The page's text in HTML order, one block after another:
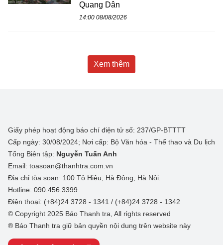
Quang Dân
14:00 08/08/2026
Xem thêm
Giấy phép hoạt động báo chí điện tử số: 237/GP-BTTTT
Cấp ngày: 30/08/2024; Nơi cấp: Bộ Văn hóa - Thể thao và Du lịch
Tổng Biên tập: Nguyễn Tuấn Anh
Email: toasoan@thanhtra.com.vn
Địa chỉ tòa soạn: 100 Tô Hiệu, Hà Đông, Hà Nội.
Hotline: 090.456.3399
Điện thoại: (+84)24 3728 - 1341 / (+84)24 3728 - 1342
© Copyright 2025 Báo Thanh tra, All rights reserved
® Báo Thanh tra giữ bản quyền nội dung trên website này